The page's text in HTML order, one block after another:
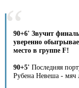
90+6' Звучит
уверенно
место в группе F!
90+5' Последняя
Рубена Невеша - мяч